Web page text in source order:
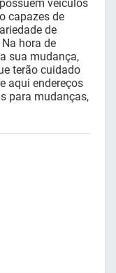
veículos
capazes de
de
hora de
sua mudança,
terão cuidado
aqui endereços
para mudanças,